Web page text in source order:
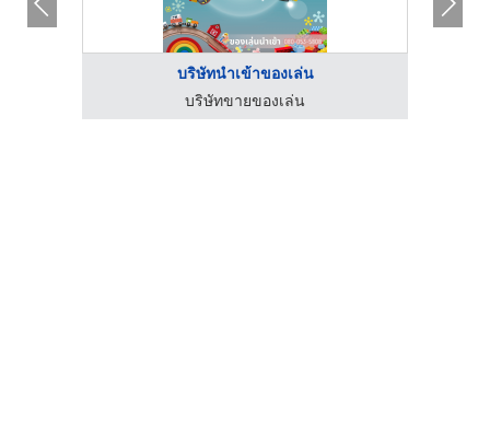
บริษัทนำเข้าของเล่น
บริษัทขายของเล่น